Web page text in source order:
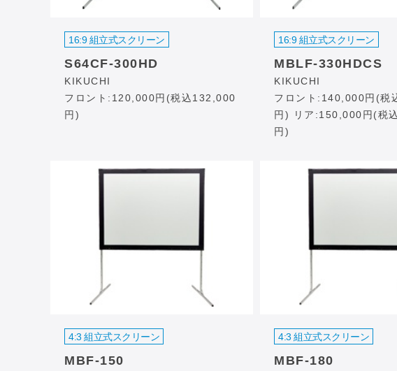
16:9 組立式スクリーン
S64CF-300HD
KIKUCHI
フロント:120,000円(税込132,000
円)
16:9 組立式スクリーン
MBLF-330HDCS
KIKUCHI
フロント:140,000円(税
円) リア:150,000円(税
円)
4:3 組立式スクリーン
MBF-150
4:3 組立式スクリーン
MBF-180